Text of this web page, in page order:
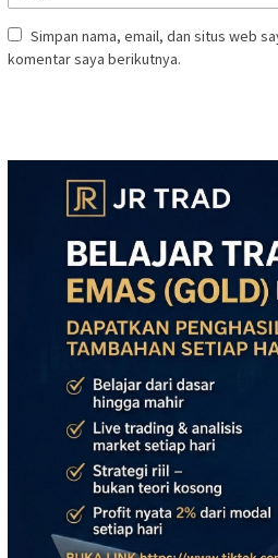
Simpan nama, email, dan situs web
komentar saya berikutnya.